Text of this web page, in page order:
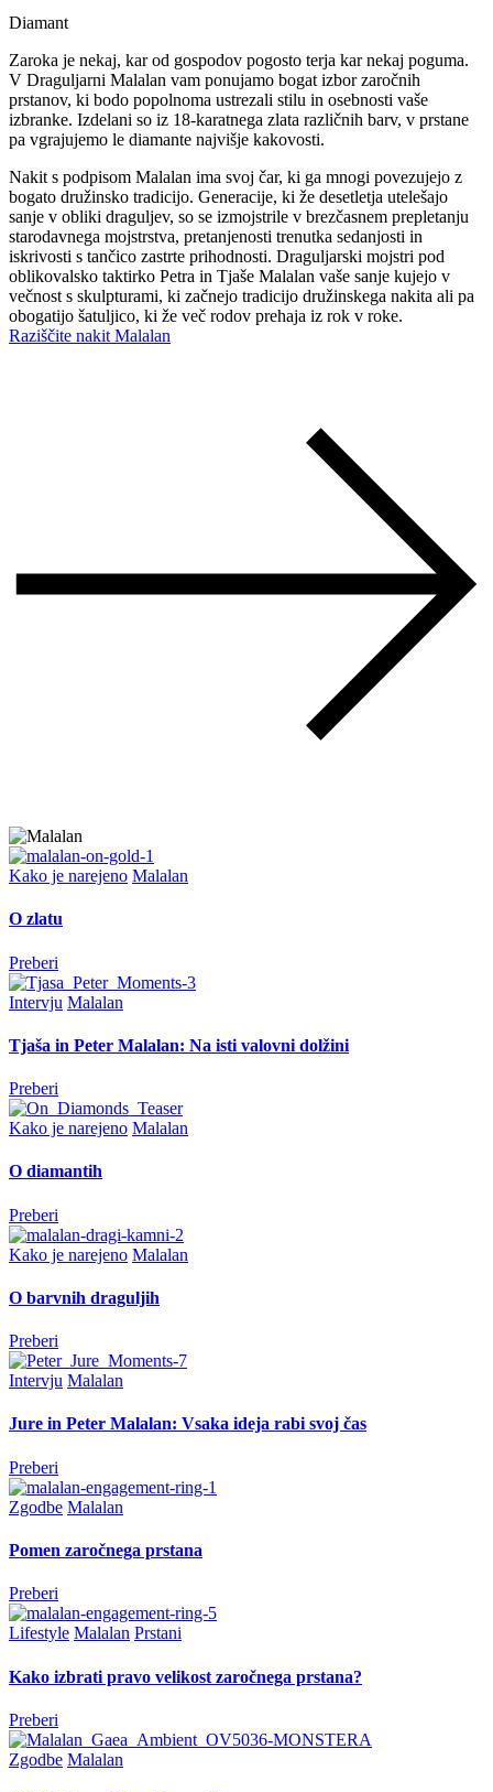
Diamant
Zaroka je nekaj, kar od gospodov pogosto terja kar nekaj poguma.
V Draguljarni Malalan vam ponujamo bogat izbor zaročnih
prstanov, ki bodo popolnoma ustrezali stilu in osebnosti vaše
izbranke. Izdelani so iz 18-karatnega zlata različnih barv, v prstane
pa vgrajujemo le diamante najvišje kakovosti.
Nakit s podpisom Malalan ima svoj čar, ki ga mnogi povezujejo z
bogato družinsko tradicijo. Generacije, ki že desetletja utelešajo
sanje v obliki draguljev, so se izmojstrile v brezčasnem prepletanju
starodavnega mojstrstva, pretanjenosti trenutka sedanjosti in
iskrivosti s tančico zastrte prihodnosti. Draguljarski mojstri pod
oblikovalsko taktirko Petra in Tjaše Malalan vaše sanje kujejo v
večnost s skulpturami, ki začnejo tradicijo družinskega nakita ali pa
obogatijo šatuljico, ki že več rodov prehaja iz rok v roke.
Raziščite nakit Malalan
Kako je narejeno Malalan
O zlatu
Preberi
Intervju Malalan
Tjaša in Peter Malalan: Na isti valovni dolžini
Preberi
Kako je narejeno Malalan
O diamantih
Preberi
Kako je narejeno Malalan
O barvnih draguljih
Preberi
Intervju Malalan
Jure in Peter Malalan: Vsaka ideja rabi svoj čas
Preberi
Zgodbe Malalan
Pomen zaročnega prstana
Preberi
Lifestyle Malalan Prstani
Kako izbrati pravo velikost zaročnega prstana?
Preberi
Zgodbe Malalan